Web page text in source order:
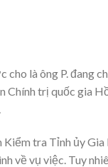
cho là ông P. đang
Chính trị quốc gia
tra Tỉnh ủy Gia
về vụ việc. Tuy